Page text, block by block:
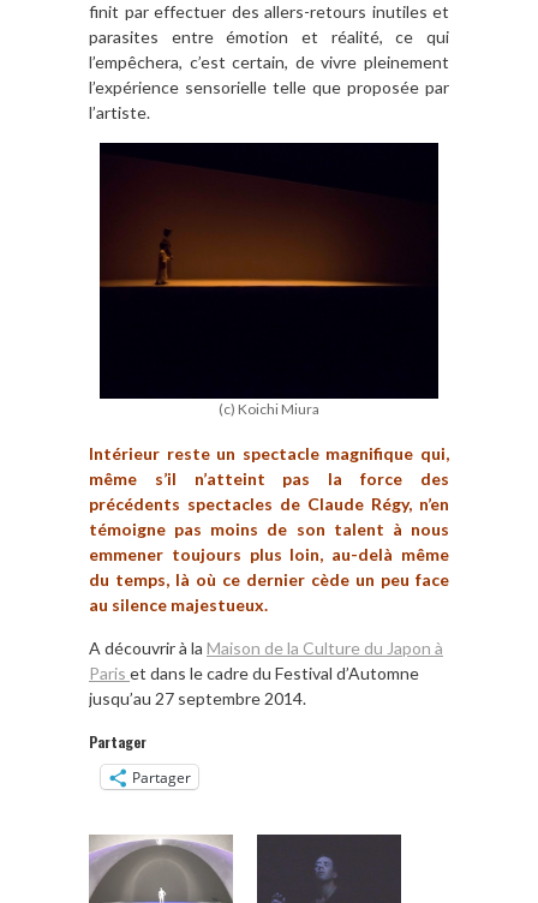
finit par effectuer des allers-retours inutiles et
parasites entre émotion et réalité, ce qui
l’empêchera, c’est certain, de vivre pleinement
l’expérience sensorielle telle que proposée par
l’artiste.
(c) Koichi Miura
Intérieur reste un spectacle magnifique qui,
même s’il n’atteint pas la force des
précédents spectacles de Claude Régy, n’en
témoigne pas moins de son talent à nous
emmener toujours plus loin, au-delà même
du temps, là où ce dernier cède un peu face
au silence majestueux.
A découvrir à la Maison de la Culture du Japon à
Paris et dans le cadre du Festival d’Automne
jusqu’au 27 septembre 2014.
Partager
Partager